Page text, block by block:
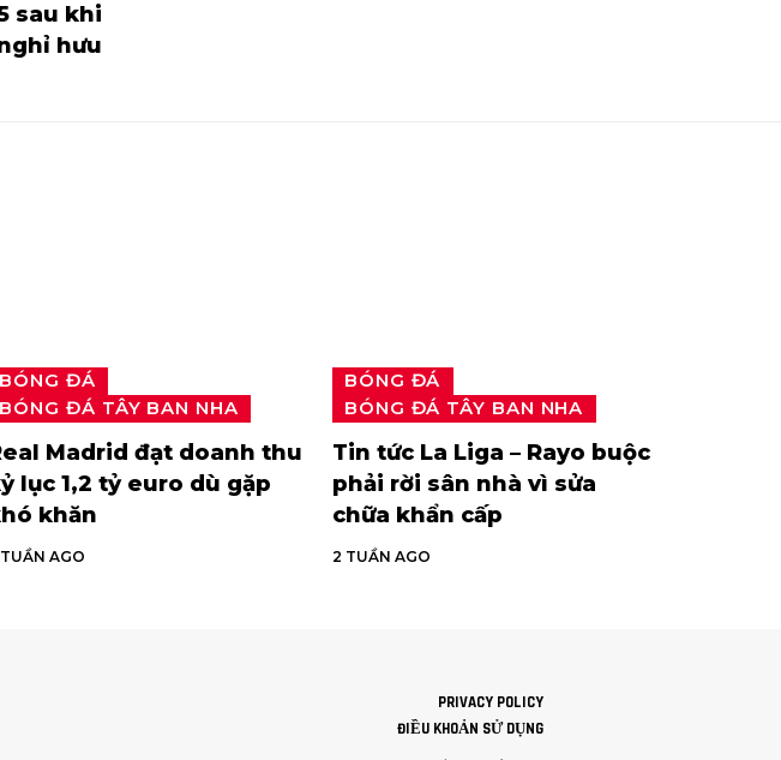
sau khi
hưu
BÓNG ĐÁ
BÓNG ĐÁ TÂY BAN NHA
Madrid đạt doanh thu
lục 1,2 tỷ euro dù gặp
khăn
AGO
BÓNG ĐÁ
BÓNG ĐÁ TÂY BAN NHA
Tin tức La Liga – Rayo buộc
phải rời sân nhà vì sửa
chữa khẩn cấp
2 TUẦN AGO
PRIVACY POLICY
ĐIỀU KHOẢN SỬ DỤNG